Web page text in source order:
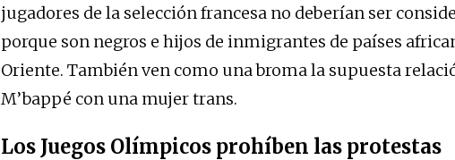
jugadores de la selección francesa no deberían ser
porque son negros e hijos de inmigrantes de países
Oriente. También ven como una broma la supuesta
M’bappé con una mujer trans.
Los Juegos Olímpicos prohíben las protestas